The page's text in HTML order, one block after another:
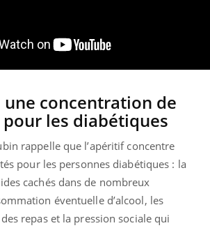
concentration de
les diabétiques
rappelle que l’apéritif concentre
pour les personnes diabétiques : la
cachés dans de nombreux
éventuelle d’alcool, les
repas et la pression sociale qui